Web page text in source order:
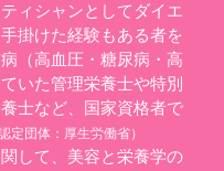
ィシャンとしてダイエ
掛けた経験もある者を
（高血圧・糖尿病・高
いた管理栄養士や特別
士など、国家資格者で
認定団体： 厚生労働省）
して、美容と栄養学の